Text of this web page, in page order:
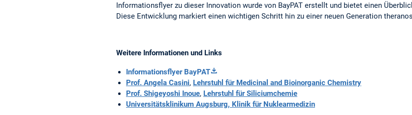
Informationsflyer zu dieser Innovation wurde von BayPAT erstellt und bietet einen
Diese Entwicklung markiert einen wichtigen Schritt hin zu einer neuen Generation
Weitere Informationen und Links
Informationsflyer BayPAT
Prof. Angela Casini, Lehrstuhl für Medicinal and Bioinorganic Chemistry
Prof. Shigeyoshi Inoue, Lehrstuhl für Siliciumchemie
Universitätsklinikum Augsburg, Klinik für Nuklearmedizin